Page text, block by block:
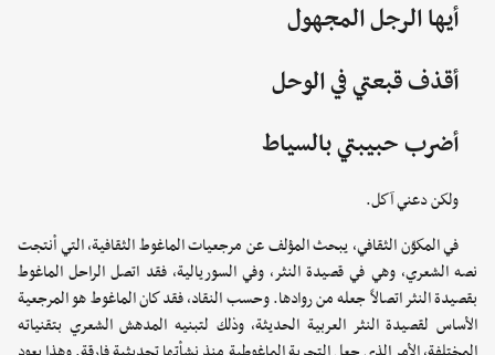
أيها الرجل المجهول
أقذف قبعتي في الوحل
أضرب حبيبتي بالسياط
ولكن دعني آكل.
في المكوّن الثقافي، يبحث المؤلف عن مرجعيات الماغوط الثقافية، التي أنتجت
نصه الشعري، وهي في قصيدة النثر، وفي السوريالية، فقد اتصل الراحل الماغوط
بقصيدة النثر اتصالاً جعله من روادها. وحسب النقاد، فقد كان الماغوط هو المرجعية
الأساس لقصيدة النثر العربية الحديثة، وذلك لتبنيه المدهش الشعري بتقنياته